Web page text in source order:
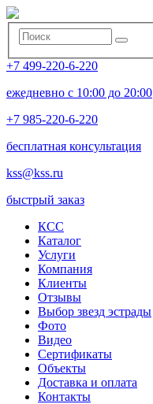
+7 499-220-6-220
ежедневно с 10:00 до 20:00
+7 985-220-6-220
бесплатная консультация
kss@kss.ru
быстрый заказ
КСС
Каталог
Услуги
Компания
Клиенты
Oтзывы
Выбор звезд эстрады
Фото
Видео
Сертификаты
Объекты
Доставка и оплата
Контакты